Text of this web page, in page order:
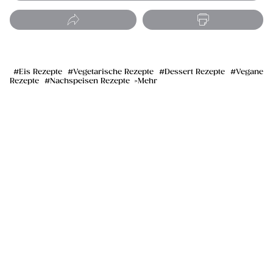
Eis Rezepte Vegetarische Rezepte Dessert Rezepte
Vegane
Rezepte
Nachspeisen Rezepte Mehr